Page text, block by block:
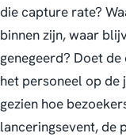
die capture rate?
binnen zijn, waar
genegeerd? Doet
het personeel op de
gezien hoe
lanceringsevent, de